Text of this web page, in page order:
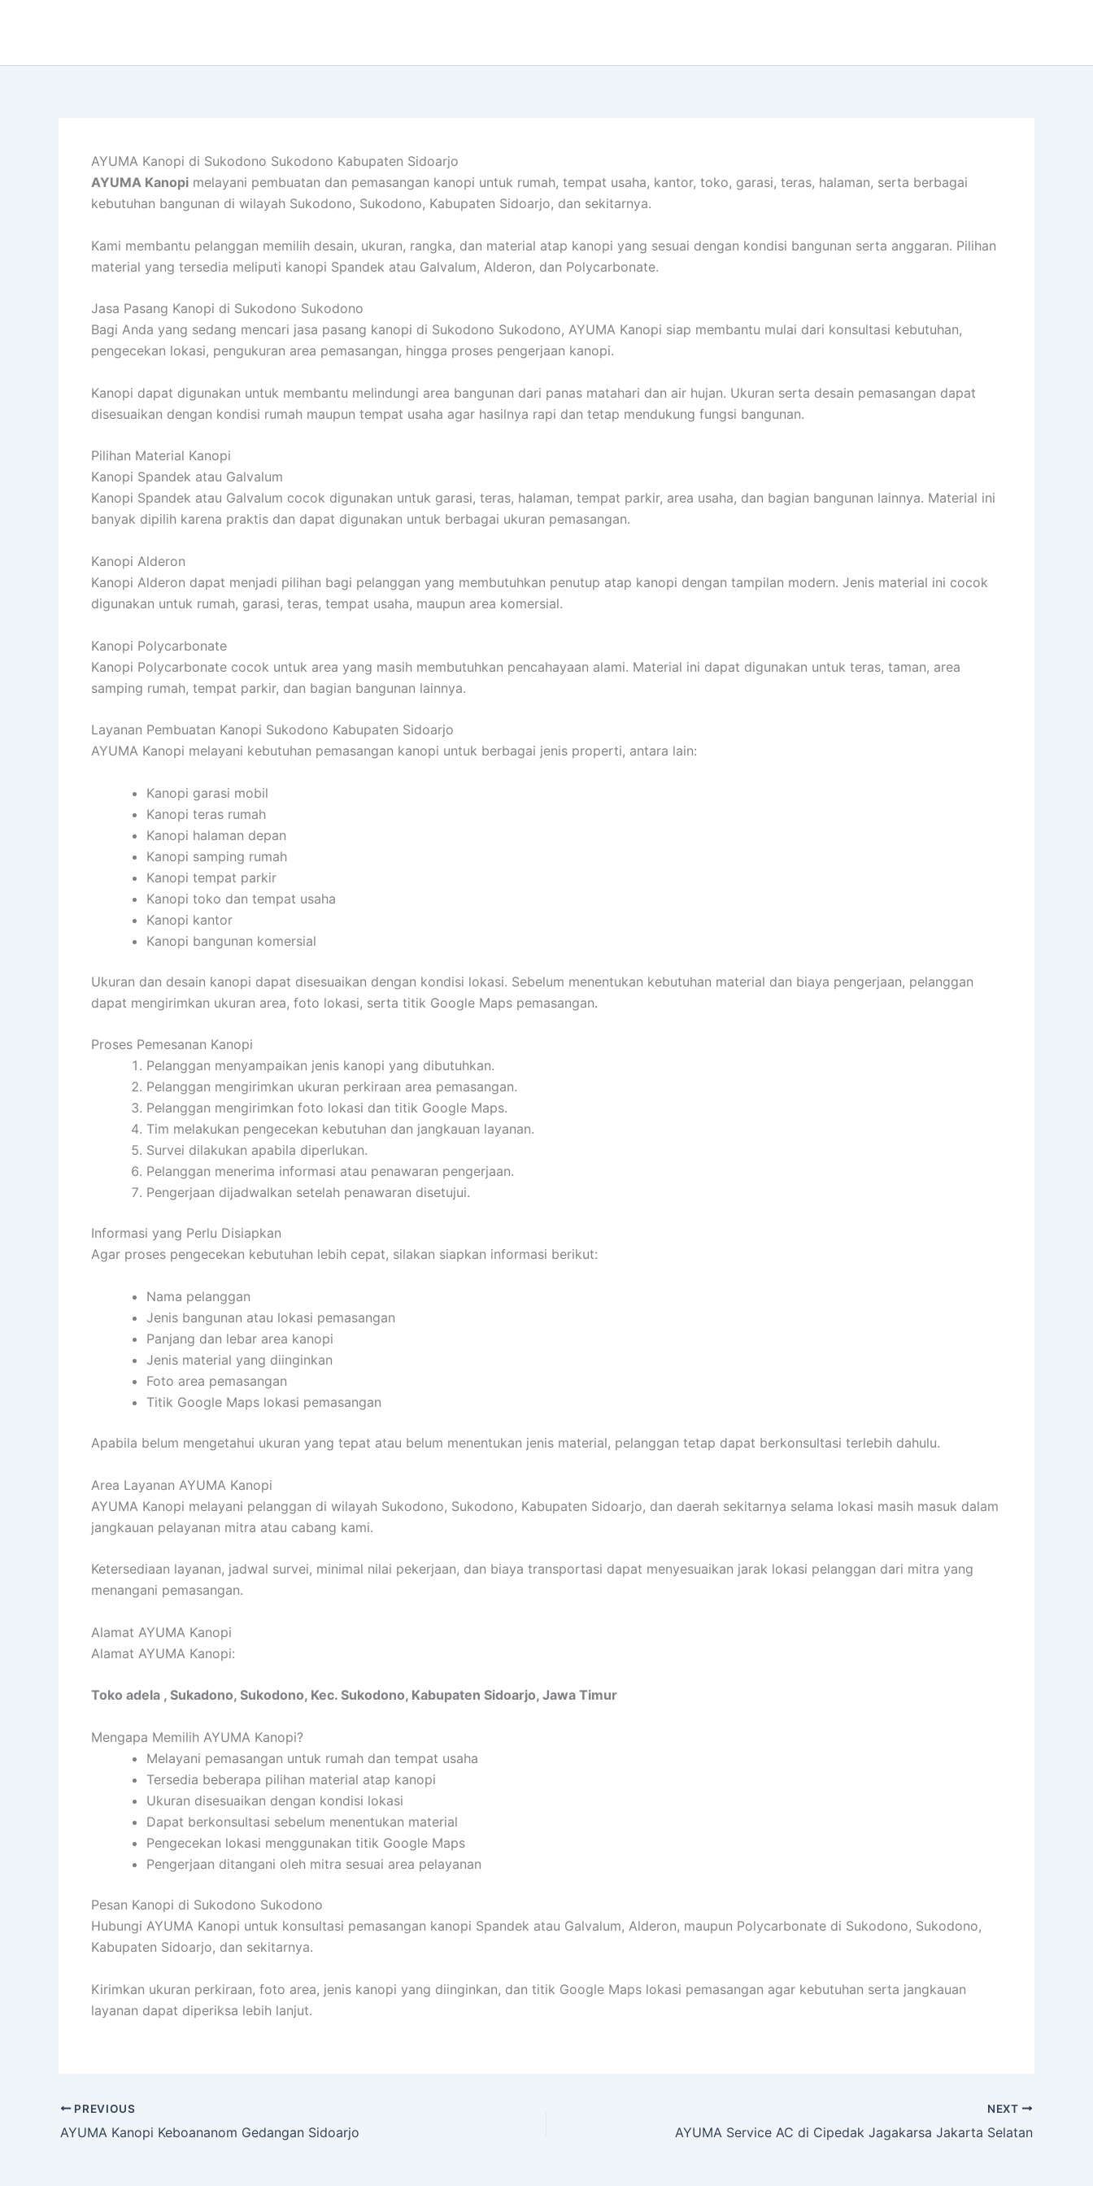
AYUMA Kanopi di Sukodono Sukodono Kabupaten Sidoarjo
AYUMA Kanopi melayani pembuatan dan pemasangan kanopi untuk rumah, tempat usaha, kantor, toko, garasi, teras, halaman, serta berbagai
kebutuhan bangunan di wilayah Sukodono, Sukodono, Kabupaten Sidoarjo, dan sekitarnya.
Kami membantu pelanggan memilih desain, ukuran, rangka, dan material atap kanopi yang sesuai dengan kondisi bangunan serta anggaran. Pilihan
material yang tersedia meliputi kanopi Spandek atau Galvalum, Alderon, dan Polycarbonate.
Jasa Pasang Kanopi di Sukodono Sukodono
Bagi Anda yang sedang mencari jasa pasang kanopi di Sukodono Sukodono, AYUMA Kanopi siap membantu mulai dari konsultasi kebutuhan,
pengecekan lokasi, pengukuran area pemasangan, hingga proses pengerjaan kanopi.
Kanopi dapat digunakan untuk membantu melindungi area bangunan dari panas matahari dan air hujan. Ukuran serta desain pemasangan dapat
disesuaikan dengan kondisi rumah maupun tempat usaha agar hasilnya rapi dan tetap mendukung fungsi bangunan.
Pilihan Material Kanopi
Kanopi Spandek atau Galvalum
Kanopi Spandek atau Galvalum cocok digunakan untuk garasi, teras, halaman, tempat parkir, area usaha, dan bagian bangunan lainnya. Material ini
banyak dipilih karena praktis dan dapat digunakan untuk berbagai ukuran pemasangan.
Kanopi Alderon
Kanopi Alderon dapat menjadi pilihan bagi pelanggan yang membutuhkan penutup atap kanopi dengan tampilan modern. Jenis material ini cocok
digunakan untuk rumah, garasi, teras, tempat usaha, maupun area komersial.
Kanopi Polycarbonate
Kanopi Polycarbonate cocok untuk area yang masih membutuhkan pencahayaan alami. Material ini dapat digunakan untuk teras, taman, area
samping rumah, tempat parkir, dan bagian bangunan lainnya.
Layanan Pembuatan Kanopi Sukodono Kabupaten Sidoarjo
AYUMA Kanopi melayani kebutuhan pemasangan kanopi untuk berbagai jenis properti, antara lain:
Kanopi garasi mobil
Kanopi teras rumah
Kanopi halaman depan
Kanopi samping rumah
Kanopi tempat parkir
Kanopi toko dan tempat usaha
Kanopi kantor
Kanopi bangunan komersial
Ukuran dan desain kanopi dapat disesuaikan dengan kondisi lokasi. Sebelum menentukan kebutuhan material dan biaya pengerjaan, pelanggan
dapat mengirimkan ukuran area, foto lokasi, serta titik Google Maps pemasangan.
Proses Pemesanan Kanopi
Pelanggan menyampaikan jenis kanopi yang dibutuhkan.
Pelanggan mengirimkan ukuran perkiraan area pemasangan.
Pelanggan mengirimkan foto lokasi dan titik Google Maps.
Tim melakukan pengecekan kebutuhan dan jangkauan layanan.
Survei dilakukan apabila diperlukan.
Pelanggan menerima informasi atau penawaran pengerjaan.
Pengerjaan dijadwalkan setelah penawaran disetujui.
Informasi yang Perlu Disiapkan
Agar proses pengecekan kebutuhan lebih cepat, silakan siapkan informasi berikut:
Nama pelanggan
Jenis bangunan atau lokasi pemasangan
Panjang dan lebar area kanopi
Jenis material yang diinginkan
Foto area pemasangan
Titik Google Maps lokasi pemasangan
Apabila belum mengetahui ukuran yang tepat atau belum menentukan jenis material, pelanggan tetap dapat berkonsultasi terlebih dahulu.
Area Layanan AYUMA Kanopi
AYUMA Kanopi melayani pelanggan di wilayah Sukodono, Sukodono, Kabupaten Sidoarjo, dan daerah sekitarnya selama lokasi masih masuk dalam
jangkauan pelayanan mitra atau cabang kami.
Ketersediaan layanan, jadwal survei, minimal nilai pekerjaan, dan biaya transportasi dapat menyesuaikan jarak lokasi pelanggan dari mitra yang
menangani pemasangan.
Alamat AYUMA Kanopi
Alamat AYUMA Kanopi:
Toko adela , Sukadono, Sukodono, Kec. Sukodono, Kabupaten Sidoarjo, Jawa Timur
Mengapa Memilih AYUMA Kanopi?
Melayani pemasangan untuk rumah dan tempat usaha
Tersedia beberapa pilihan material atap kanopi
Ukuran disesuaikan dengan kondisi lokasi
Dapat berkonsultasi sebelum menentukan material
Pengecekan lokasi menggunakan titik Google Maps
Pengerjaan ditangani oleh mitra sesuai area pelayanan
Pesan Kanopi di Sukodono Sukodono
Hubungi AYUMA Kanopi untuk konsultasi pemasangan kanopi Spandek atau Galvalum, Alderon, maupun Polycarbonate di Sukodono, Sukodono,
Kabupaten Sidoarjo, dan sekitarnya.
Kirimkan ukuran perkiraan, foto area, jenis kanopi yang diinginkan, dan titik Google Maps lokasi pemasangan agar kebutuhan serta jangkauan
layanan dapat diperiksa lebih lanjut.
PREVIOUS
AYUMA Kanopi Keboananom Gedangan Sidoarjo
NEXT
AYUMA Service AC di Cipedak Jagakarsa Jakarta Selatan